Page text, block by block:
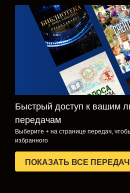
СМОТРЕТЬ
Быстрый доступ к вашим
передачам
Выберите + на странице передач,
избранного
ПОКАЗАТЬ ВСЕ